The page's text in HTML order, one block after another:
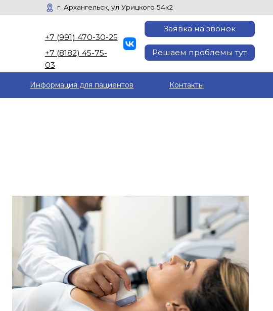
Заявка на звонок
Решаем проблемы тут
г. Архангельск, ул Урицкого 54к2
+7 (991) 470-30-25
Информация для пациентов Контакты